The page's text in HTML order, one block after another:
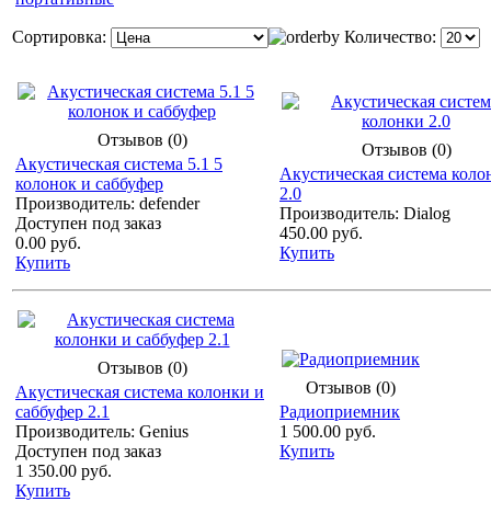
Сортировка: Количество:
Отзывов (0)
Акустическая система 5.1 5
колонок и саббуфер
Производитель: defender
Доступен под заказ
0.00 руб.
Купить
Отзывов (0)
Акустическая система
2.0
Производитель: Dialog
450.00 руб.
Купить
Отзывов (0)
Акустическая система колонки и
саббуфер 2.1
Производитель: Genius
Доступен под заказ
1 350.00 руб.
Купить
Отзывов (0)
Радиоприемник
1 500.00 руб.
Купить